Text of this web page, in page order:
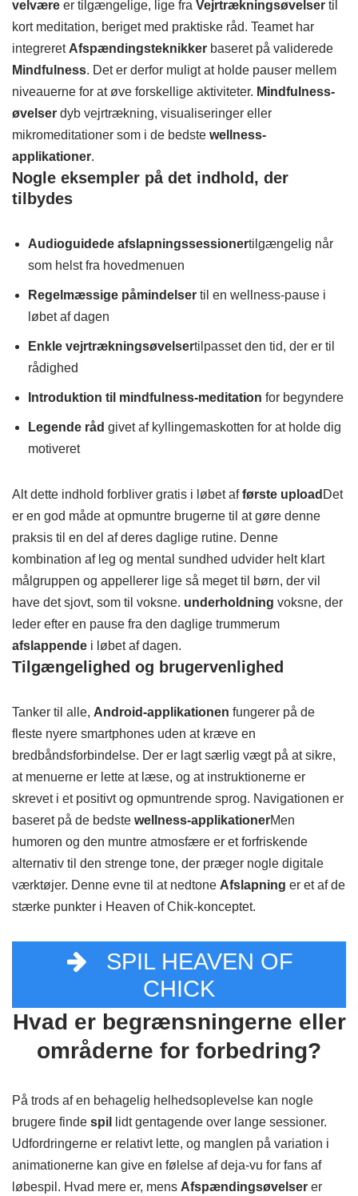
velvære er tilgængelige, lige fra Vejrtrækningsøvelser til
kort meditation, beriget med praktiske råd. Teamet har
integreret Afspændingsteknikker baseret på validerede
Mindfulness. Det er derfor muligt at holde pauser mellem
niveauerne for at øve forskellige aktiviteter. Mindfulness-
øvelser dyb vejrtrækning, visualiseringer eller
mikromeditationer som i de bedste wellness-
applikationer.
Nogle eksempler på det indhold, der
tilbydes
Audioguidede afslapningssessionertilgængelig når
som helst fra hovedmenuen
Regelmæssige påmindelser til en wellness-pause i
løbet af dagen
Enkle vejrtrækningsøvelsertilpasset den tid, der er til
rådighed
Introduktion til mindfulness-meditation for begyndere
Legende råd givet af kyllingemaskotten for at holde dig
motiveret
Alt dette indhold forbliver gratis i løbet afførste upload Det
er en god måde at opmuntre brugerne til at gøre denne
praksis til en del af deres daglige rutine. Denne
kombination af leg og mental sundhed udvider helt klart
målgruppen og appellerer lige så meget til børn, der vil
have det sjovt, som til voksne. underholdning voksne, der
leder efter en pause fra den daglige trummerum
afslappende i løbet af dagen.
Tilgængelighed og brugervenlighed
Tanker til alle, Android-applikationen fungerer på de
fleste nyere smartphones uden at kræve en
bredbåndsforbindelse. Der er lagt særlig vægt på at sikre,
at menuerne er lette at læse, og at instruktionerne er
skrevet i et positivt og opmuntrende sprog. Navigationen er
baseret på de bedste wellness-applikationerMen
humoren og den muntre atmosfære er et forfriskende
alternativ til den strenge tone, der præger nogle digitale
værktøjer. Denne evne til at nedtone Afslapning er et af de
stærke punkter i Heaven of Chik-konceptet.
SPIL HEAVEN OF
CHICK
Hvad er begrænsningerne eller
områderne for forbedring?
På trods af en behagelig helhedsoplevelse kan nogle
brugere finde spil
lidt gentagende over lange sessioner.
Udfordringerne er relativt lette, og manglen på variation i
animationerne kan give en følelse af deja-vu for fans af
løbespil. Hvad mere er, mens Afspændingsøvelser er